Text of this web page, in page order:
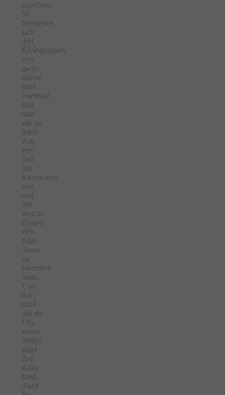
zuordnen.
So
formierten
sich
drei
Kleingruppen
von
ganz
alleine
nach
Interesse,
und
man
sah zu
jeder
Zeit,
wer
Teil
des
Kleinteams
war
und
um
welche
Fragen
sich
jedes
Team
zu
kümmern
hatte.
Und
das
rund
um die
Uhr,
wann
immer
jeder
Zeit
dafür
fand.
Auch